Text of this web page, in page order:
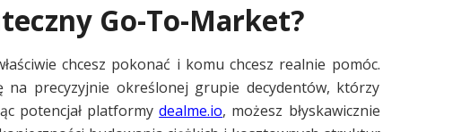
Go-To-Market?
chcesz pokonać i komu chcesz realnie pomóc.
precyzyjnie określonej grupie decydentów, którzy
potencjał platformydealme.io, możesz błyskawicznie